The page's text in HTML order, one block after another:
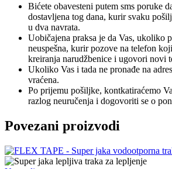
Bićete obavesteni putem sms poruke
dostavljena tog dana, kurir svaku
u dva navrata.
Uobičajena praksa je da Vas, ukoliko
neuspešna, kurir pozove na telefon
kreiranja narudžbenice i ugovori novi
Ukoliko Vas i tada ne pronađe na
vraćena.
Po prijemu pošiljke, kontkatiraćemo
razlog neuručenja i dogovoriti se o
Povezani proizvodi